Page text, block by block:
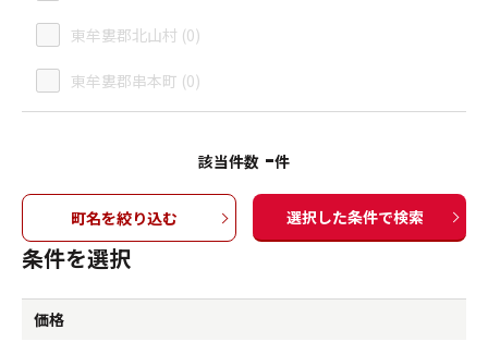
東牟婁郡北山村 (0)
東牟婁郡串本町 (0)
該当件数 -件
町名を絞り込む 選択した条件で検索
条件を選択
価格